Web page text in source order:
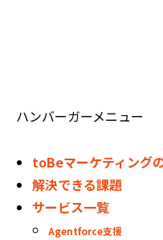
ハンバーガーメニュー
toBeマーケティング
解決できる課題
サービス一覧
Agentforce支援